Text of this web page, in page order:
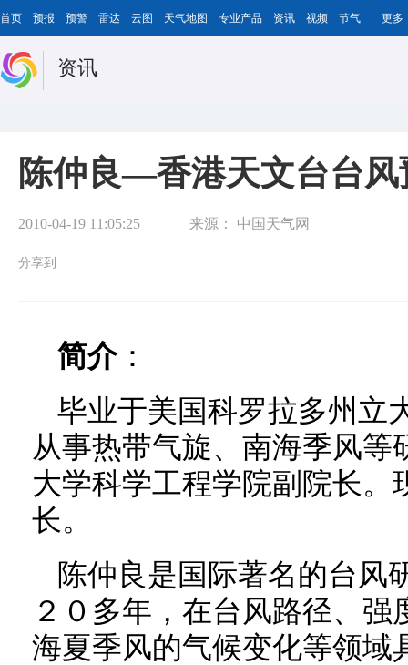
首页 预报 预警 雷达 云图 天气地图 专业产品 资讯 视频 节气 更多
资讯
陈仲良—香港天文台台风
2010-04-19 11:05:25 来源： 中国天气网
分享到
简介：
毕业于美国科罗拉多州立
从事热带气旋、南海季风
大学科学工程学院副院长。
长。
陈仲良是国际著名的台风
２０多年，在台风路径、
海夏季风的气候变化等领域